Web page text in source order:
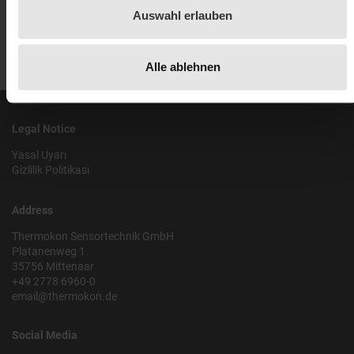
Auswahl erlauben
Alle ablehnen
Legal Notice
Yasal Uyarı
Gizlilik Politikası
Address
Thermokon Sensortechnik GmbH
Platanenweg 1
35756 Mittenaar
+49 2778 6960-0
email@thermokon.de
Social Media